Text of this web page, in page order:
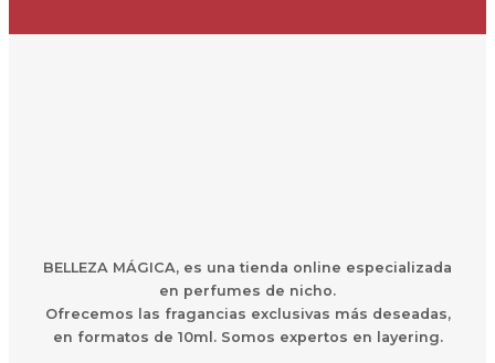
BELLEZA MÁGICA, es una tienda online especializada
en perfumes de nicho.
Ofrecemos las fragancias exclusivas más deseadas,
en formatos de 10ml. Somos expertos en layering.